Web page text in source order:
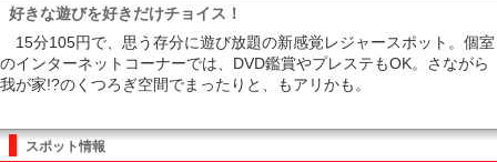
好きな遊びを好きだけチョイス！
15分105円で、思う存分に遊び放題の新感覚レジャースポット。個室
のインターネットコーナーでは、DVD鑑賞やプレステもOK。さながら
我が家!?のくつろぎ空間でまったりと、もアリかも。
スポット情報